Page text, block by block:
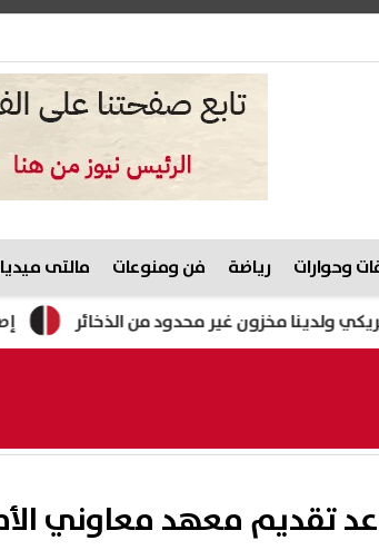
وحوارات رياضة فن ومنوعات مالتى ميديا
إصابة 11 مدنيًا في هجوم للحوثيين على نجران.. والتحالف يتوعد بإجراءات رادعة مخزون غير محدود من الذخائر